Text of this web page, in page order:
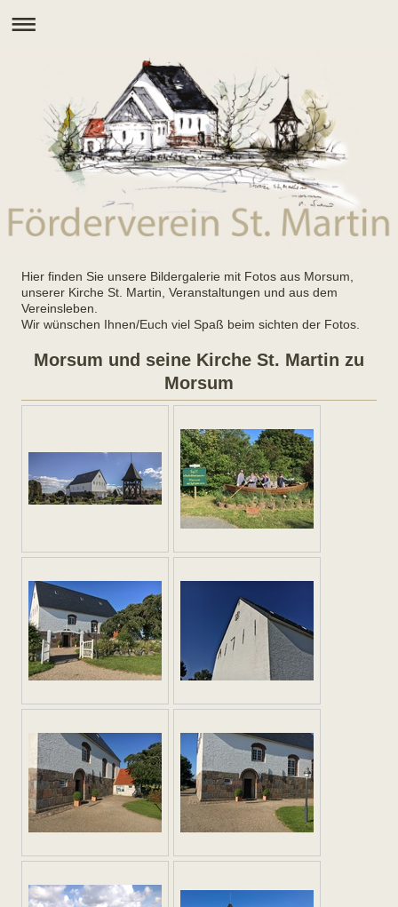
Hier finden Sie unsere Bildergalerie mit Fotos aus Morsum,
unserer Kirche St. Martin, Veranstaltungen und aus dem
Vereinsleben.
Wir wünschen Ihnen/Euch viel Spaß beim sichten der Fotos.
Morsum und seine Kirche St. Martin zu
Morsum